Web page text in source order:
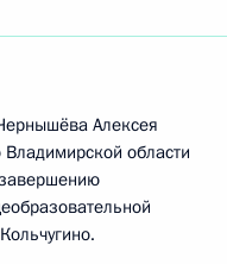
Алексея
области